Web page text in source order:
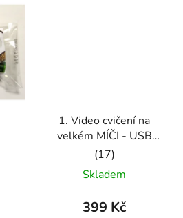
1. Video cvičení na
velkém MÍČI - USB
fleška
Průměrné
hodnocení
produktu
Skladem
399 Kč